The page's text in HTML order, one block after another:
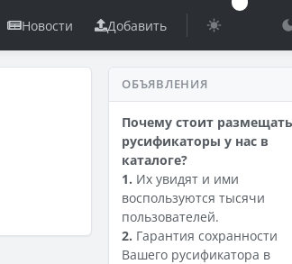
Новости Добавить
ОБЪЯВЛЕНИЯ
Почему стоит размещать
русификаторы у нас в
каталоге?
1. Их увидят и ими
воспользуются тысячи
пользователей.
2. Гарантия сохранности
Вашего русификатора в